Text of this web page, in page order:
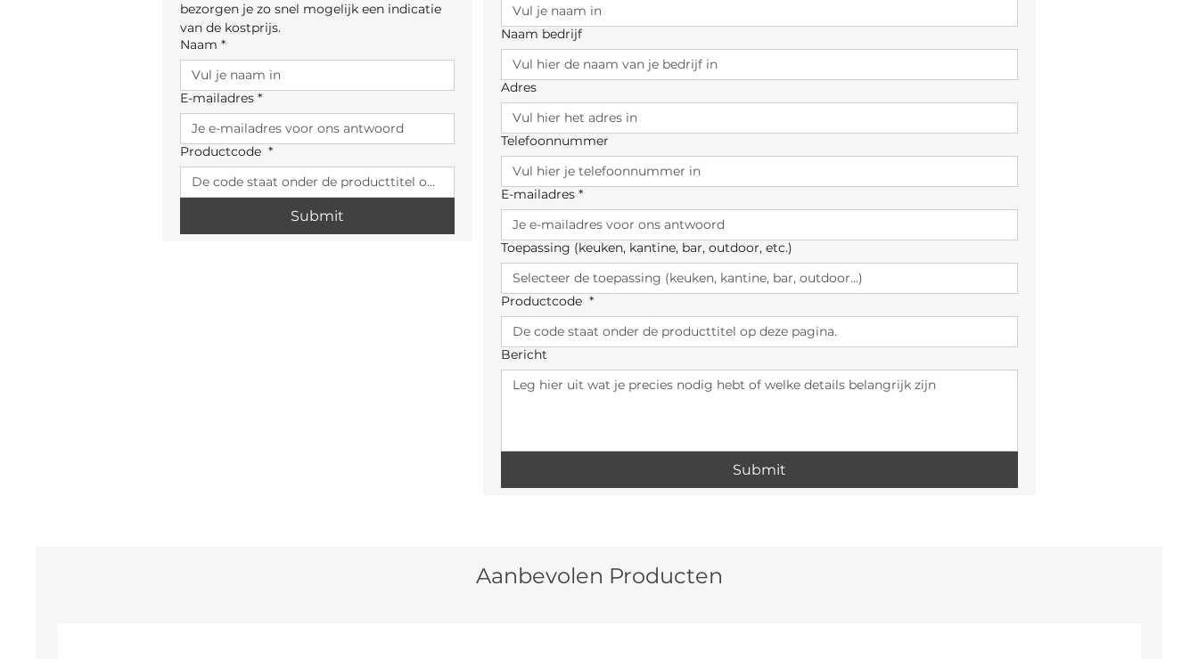
bezorgen je zo snel mogelijk een indicatie
van de kostprijs.
Naam *
E-mailadres *
Productcode *
Submit
Naam bedrijf
Adres
Telefoonnummer
E-mailadres *
Toepassing (keuken, kantine, bar, outdoor, etc.)
Productcode *
Bericht
Submit
Aanbevolen Producten